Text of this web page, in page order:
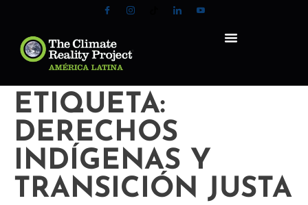
ETIQUETA:
DERECHOS
INDÍGENAS Y
TRANSICIÓN JUSTA